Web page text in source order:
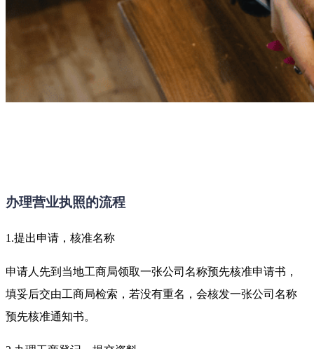
办理营业执照的流程
1.提出申请，核准名称
申请人先到当地工商局领取一张公司名称预先核准申请书，
填妥后交由工商局检索，若没有重名，会核发一张公司名称
预先核准通知书。